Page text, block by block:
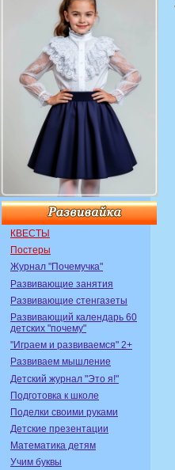
КВЕСТЫ
Постеры
Журнал "Почемучка"
Развивающие занятия
Развивающие стенгазеты
Развивающий календарь 60
детских "почему"
"Играем и развиваемся" 2+
Развиваем мышление
Детский журнал "Это я!"
Подготовка к школе
Поделки своими руками
Детские презентации
Математика детям
Учим буквы